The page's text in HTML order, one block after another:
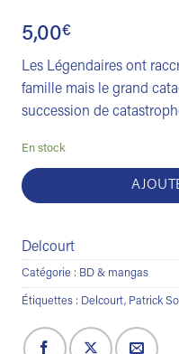
5,00€
Les Légendaires ont
famille mais le grand
succession de
En stock
Delcourt
Catégorie : BD & mangas
Étiquettes : Delcourt, Patrick